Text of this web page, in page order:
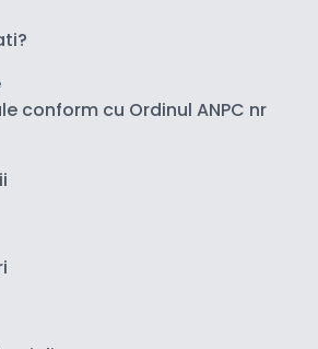
conform cu Ordinul ANPC nr